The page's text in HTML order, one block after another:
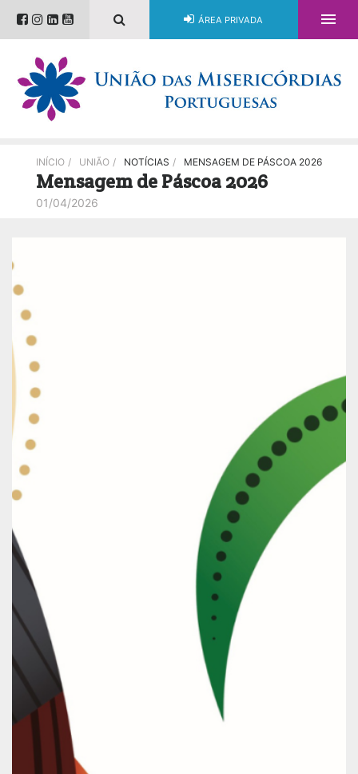
ÁREA PRIVADA 
INÍCIO / UNIÃO / NOTÍCIAS / MENSAGEM DE PÁSCOA 2026
Mensagem de Páscoa 2026
01/04/2026